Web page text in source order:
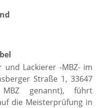
und Lackierer -MBZ- im
Straße 1, 33647
MBZ genannt), führt
die Meisterprüfung in